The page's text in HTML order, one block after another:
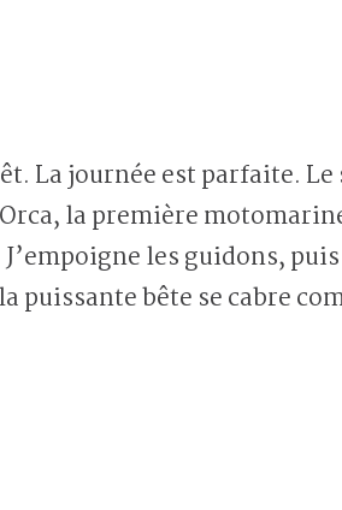
La journée est parfaite.
la première
les guidons,
puissante bête se cabre